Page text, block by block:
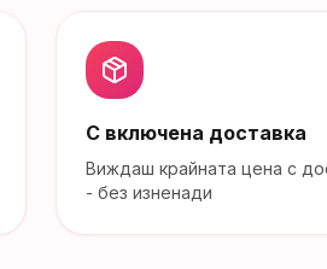
С включена доставка
Виждаш крайната цена с
- без изненади